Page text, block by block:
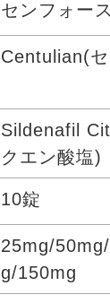
センフォース
Centulian(
Sildenafil
クエン酸塩)
10錠
25mg/
g/150mg